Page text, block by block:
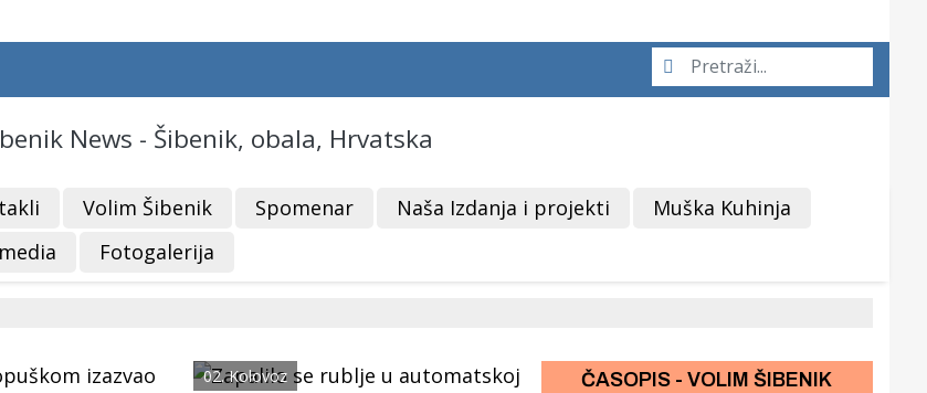
Volim Šibenik Spomenar Naša Izdanja i projekti
Muška Kuhinja
Fotogalerija
02. Kolovoz
ČASOPIS - VOLIM ŠIBENIK